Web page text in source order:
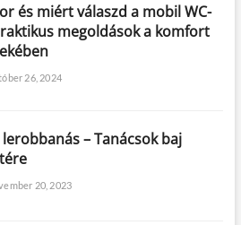
és miért válaszd a mobil WC-
megoldások a komfort
26, 2024
lerobbanás – Tanácsok baj
20, 2023